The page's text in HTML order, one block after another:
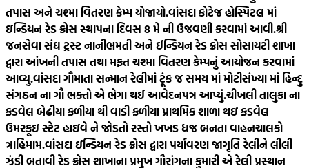
તપાસ અને ચશ્મા વિતરણ કેમ્પ યોજાયો.વાંસદા કોટેજ હોસ્પિટલ માં
ઇન્ડિયન રેડ ક્રોસ સ્થાપના દિવસ 8 મે ની ઉજવણી કરવામાં આવી.શ્રી
જનસેવા સંઘ ટ્રસ્ટ નાનીભમતી અને ઈન્ડિયન રેડ ક્રોસ સોસાયટી શાખા
દ્વારા આંખની તપાસ તથા મફત ચશ્મા વિતરણ કેમ્પનું આયોજન કરવામાં
આવ્યુ.વાંસદા ગૌમાતા સન્માન રેલીમાં ટૂંક જ સમય માં મોટીસંખ્યા માં હિન્દુ
સંગઠન ના ગૌ ભક્તો એ ભેગા થઈ આવેદનપત્ર આપ્યું.ચીખલી તાલુકા ના
ફડવેલ બેઢીયા ફળીયા થી વાડી ફળીયા પ્રાથમિક શાળા થઇ ફડવેલ
ઉમરકૂઇ સ્ટેટ હાઇવે ને જોડતો રસ્તો ખખડ ધજ બનતા વાહનચાલકો
ત્રાહિમામ.વાંસદા ઇન્ડિયન રેડ ક્રોસ દ્વારા પર્યાવરણ જાગૃતિ રેલીને લીલી
ઝંડી બતાવી રેડ ક્રોસ શાખાના પ્રમુખ ગૌરાંગના કુમારી એ રેલી પ્રસ્થાન